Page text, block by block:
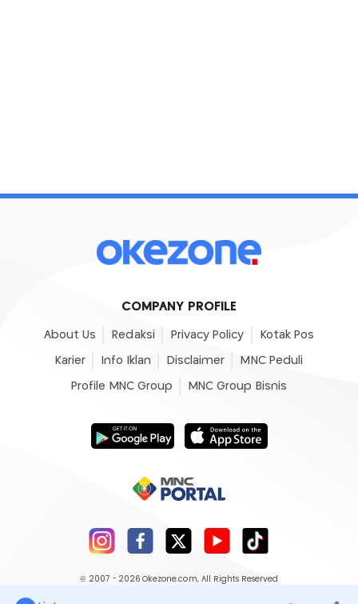
COMPANY PROFILE
About Us Redaksi Privacy Policy Kotak Pos
Karier Info Iklan Disclaimer MNC Peduli
Profile MNC Group MNC Group Bisnis
© 2007 - 2026 Okezone.com, All Rights Reserved